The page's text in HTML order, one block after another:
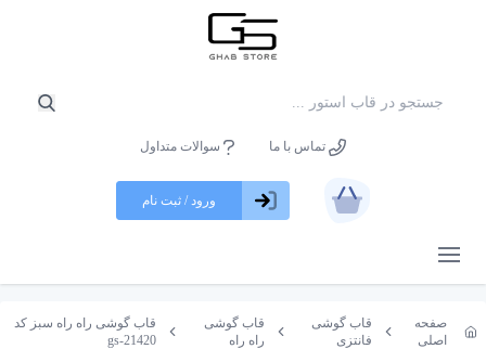
تماس با ما سوالات متداول
باز کردن منو
ورود / ثبت نام
صفحه
اصلی
قاب گوشی
فانتزی
قاب گوشی
راه راه
قاب گوشی راه راه سبز کد
gs-21420